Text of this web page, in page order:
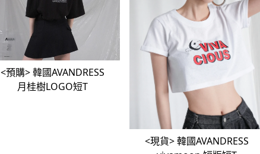
<預購> 韓國AVANDRESS
月桂樹LOGO短T
<現貨> 韓國AVANDRESS